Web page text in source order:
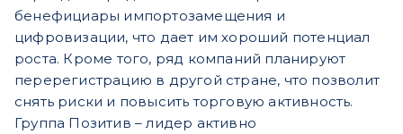
бенефициары импортозамещения и
цифровизации, что дает им хороший потенциал
роста. Кроме того, ряд компаний планируют
перерегистрацию в другой стране, что позволит
снять риски и повысить торговую активность.
Группа Позитив – лидер активно